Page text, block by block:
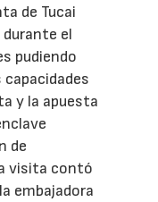
de Tucai
el
pudiendo
y la apuesta
de
visita contó
embajadora